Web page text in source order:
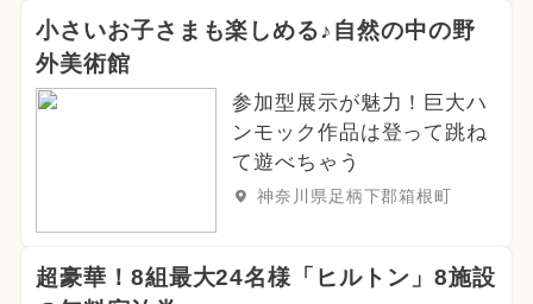
小さいお子さまも楽しめる♪自然の中の野
外美術館
参加型展示が魅力！巨大ハ
ンモック作品は登って跳ね
て遊べちゃう
神奈川県足柄下郡箱根町
超豪華！8組最大24名様「ヒルトン」8施設